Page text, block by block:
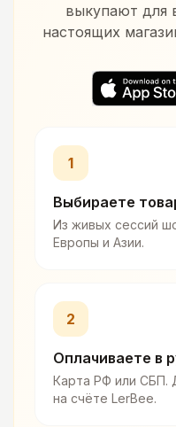
выкупают для
настоящих
1
Выбираете
Из живых сессий
Европы и Азии.
2
Оплачиваете в
Карта РФ или СБП.
на счёте LerBee.